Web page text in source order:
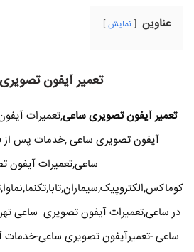
عناوین نمایش
تعمیر آیفون
تعمیر آیفون تصویری ساعی,تعمیرات
آیفون تصویری ساعی ,خدمات پس
ساعی,تعمیرات آیفون
در ساعی,تعمیرات آیفون تصویری ساعی
ساعی -تعمیرآیفون تصویری ساعی-